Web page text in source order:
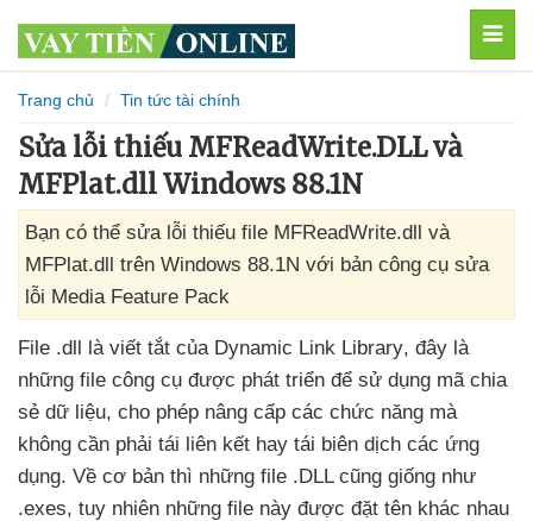
Trang chủ Tin tức tài chính
Sửa lỗi thiếu MFReadWrite.DLL và
MFPlat.dll Windows 88.1N
Bạn có thể sửa lỗi thiếu file MFReadWrite.dll và
MFPlat.dll trên Windows 88.1N với bản công cụ sửa
lỗi Media Feature Pack
File .dll là viết tắt của Dynamic Link Library, đây là
những file công cụ được phát triển để sử dụng mã chia
sẻ dữ liệu, cho phép nâng cấp các chức năng mà
không cần phải tái liên kết hay tái biên dịch các ứng
dụng. Về cơ bản thì những file .DLL cũng giống như
.exes, tuy nhiên những file này được đặt tên khác nhau